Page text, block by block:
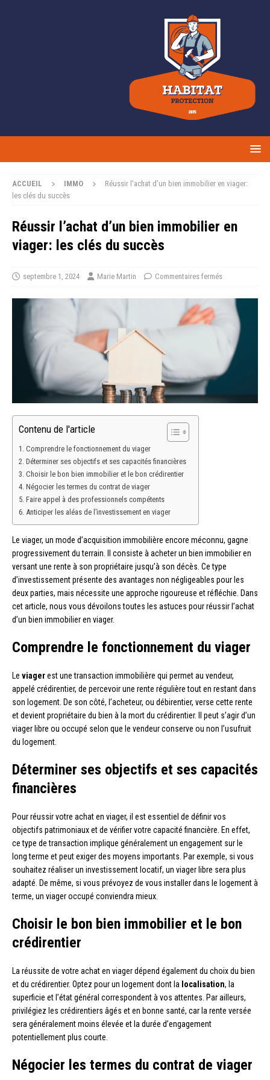
ACCUEIL IMMO
Réussir l’achat d’un bien immobilier en viager:
les clés du succès
Réussir l’achat d’un bien immobilier en
viager: les clés du succès
septembre 1, 2024 Marie Martin Commentaires fermés
Contenu de l'article
Comprendre le fonctionnement du viager
Déterminer ses objectifs et ses capacités financières
Choisir le bon bien immobilier et le bon crédirentier
Négocier les termes du contrat de viager
Faire appel à des professionnels compétents
Anticiper les aléas de l’investissement en viager
Le viager, un mode d’acquisition immobilière encore méconnu, gagne
progressivement du terrain. Il consiste à acheter un bien immobilier en
versant une rente à son propriétaire jusqu’à son décès. Ce type
d’investissement présente des avantages non négligeables pour les
deux parties, mais nécessite une approche rigoureuse et réfléchie. Dans
cet article, nous vous dévoilons toutes les astuces pour réussir l’achat
d’un bien immobilier en viager.
Comprendre le fonctionnement du viager
Le viagerest une transaction immobilière qui permet au vendeur,
appelé crédirentier, de percevoir une rente régulière tout en restant dans
son logement. De son côté, l’acheteur, ou débirentier, verse cette rente
et devient propriétaire du bien à la mort du crédirentier. Il peut s’agir d’un
viager libre ou occupé selon que le vendeur conserve ou non l’usufruit
du logement.
Déterminer ses objectifs et ses capacités
financières
Pour réussir votre achat en viager, il est essentiel de définir vos
objectifs patrimoniaux et de vérifier votre capacité financière. En effet,
ce type de transaction implique généralement un engagement sur le
long terme et peut exiger des moyens importants. Par exemple, si vous
souhaitez réaliser un investissement locatif, un viager libre sera plus
adapté. De même, si vous prévoyez de vous installer dans le logement à
terme, un viager occupé conviendra mieux.
Choisir le bon bien immobilier et le bon
crédirentier
La réussite de votre achat en viager dépend également du choix du bien
et du crédirentier. Optez pour un logement dont la localisation, la
superficie et l’état général correspondent à vos attentes. Par ailleurs,
privilégiez les crédirentiers âgés et en bonne santé, car la rente versée
sera généralement moins élevée et la durée d’engagement
potentiellement plus courte.
Négocier les termes du contrat de viager